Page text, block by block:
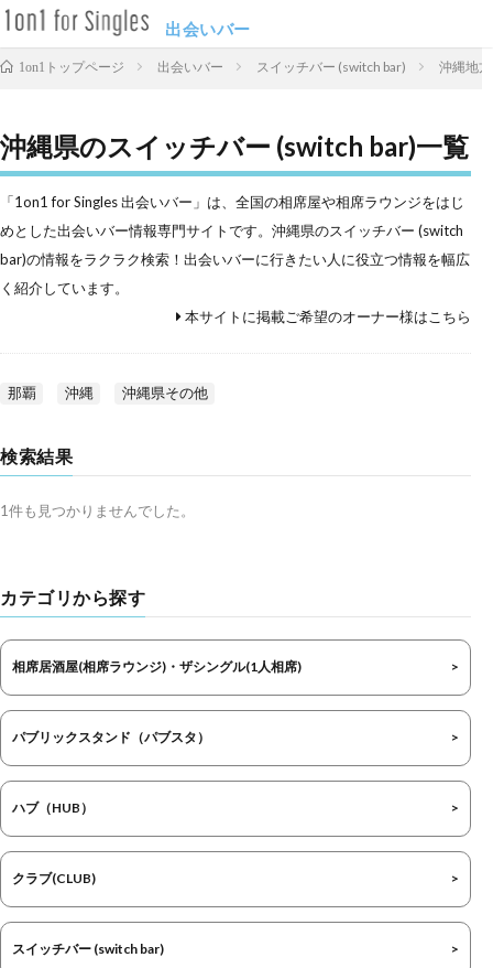
出会いバー
1on1トップページ 出会いバー スイッチバー (switch bar) 沖縄地方
沖縄県のスイッチバー (switch bar)一覧
「1on1 for Singles 出会いバー」は、全国の相席屋や相席ラウンジをはじ
めとした出会いバー情報専門サイトです。沖縄県のスイッチバー (switch
bar)の情報をラクラク検索！出会いバーに行きたい人に役立つ情報を幅広
く紹介しています。
本サイトに掲載ご希望のオーナー様はこちら
那覇 沖縄 沖縄県その他
検索結果
1件も見つかりませんでした。
カテゴリから探す
相席居酒屋(相席ラウンジ)・ザシングル(1人相席)
パブリックスタンド（パブスタ）
ハブ（HUB）
クラブ(CLUB)
スイッチバー (switch bar)